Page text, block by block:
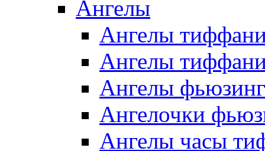
Ангелы
Ангелы
Ангелы
Ангелы фьюзинг
Ангелочки
Ангелы часы